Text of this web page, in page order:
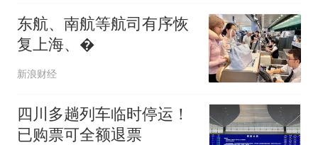
东航、南航等航司有序恢
复上海、�
新浪财经
四川多趟列车临时停运！
已购票可全额退票